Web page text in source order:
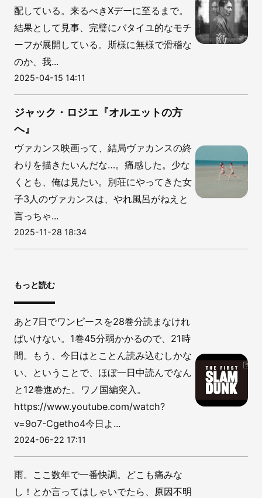
配している。来るべきXデーに至るまで。
結果として見事、完璧にバタイユ的なモチ
ーフが展開している。斯様に無様で滑稽な
のか、我...
2025-04-15 14:11
ジャック・ロジエ『オルエットの方
へ』
ヴァカンス映画って、結局ヴァカンスの終
わりを描きたいんだな…。痛感した。少な
くとも、俺は見たい。別荘にやってきた女
子3人のヴァカンスは、やれ風呂がねえと
言っちゃ...
2025-11-28 18:34
もっと読む
あと7日でワンピースを28巻分読まなけれ
ばいけない。1巻45分弱かかるので、21時
間。もう、今日はとことん読み込むしかな
い、ということで、ほぼ一日中読んでなん
と12巻進めた。ワノ国編突入。
https://www.youtube.com/watch?
v=9o7-Cgetho4今日よ...
2024-06-22 17:11
雨。ここ数年で一番快調。どこも痛みな
し！とか言ってはしゃいでたら、原因不明